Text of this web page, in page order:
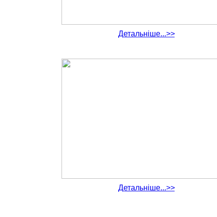
Детальніше...>>
Детальніше...>>